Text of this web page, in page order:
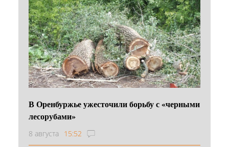
В Оренбуржье ужесточили борьбу с «черными
лесорубами»
8 августа 15:52